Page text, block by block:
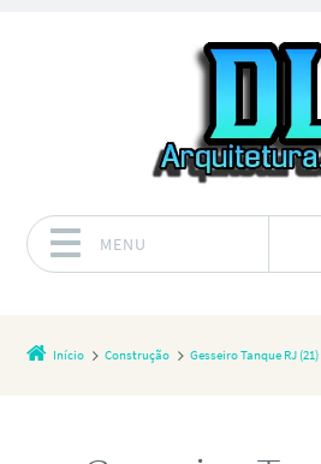
MENU
Início Construção Gesseiro Tanque RJ